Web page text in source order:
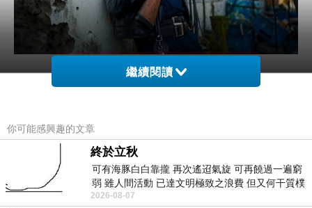
上一篇：《再生家族》
依然閃亮
繼續閱讀
你可能感興趣的文章
終於立秋
可有海豚白白靠攏 再次遙迢氣旋 可再饒過一遍窮
弱 雖人間活動 已達文明極致之浪費 但又何干質樸
者 只能白白陪葬
2026-08-07